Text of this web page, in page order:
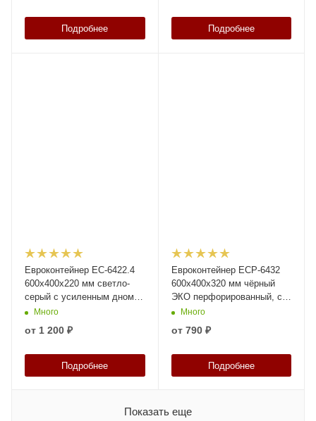
Подробнее Подробнее
Евроконтейнер ЕС-6422.4
600х400х220 мм светло-
серый с усиленным дном,
закрытыми ручками
Много
от 1 200 ₽
Подробнее
Евроконтейнер ЕСР-6432
600х400х320 мм чёрный
ЭКО перфорированный, с
открытыми ручками
Много
от 790 ₽
Подробнее
Показать еще